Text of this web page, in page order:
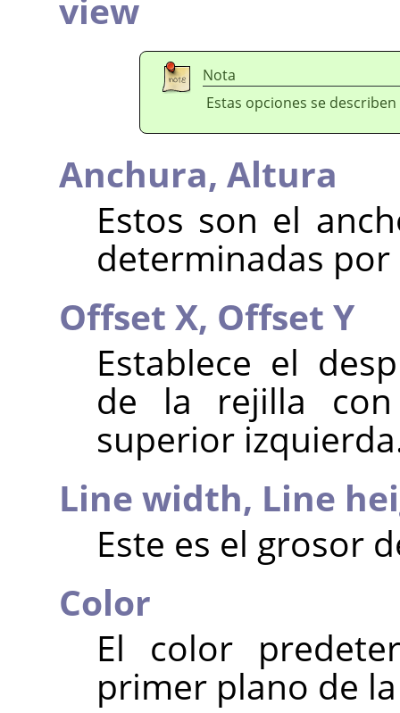
view
Nota
Estas opciones se
Anchura, Altura
Estos son el
determinadas
Offset X, Offset Y
Establece el
de la rejilla
superior
Line width, Line
Este es el grosor
Color
El color
primer plano de